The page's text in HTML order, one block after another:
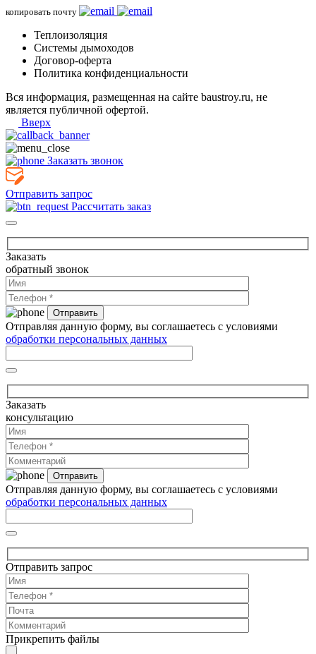
копировать почту
Теплоизоляция
Системы дымоходов
Договор-оферта
Политика конфиденциальности
Вся информация, размещенная на сайте baustroy.ru, не
является публичной офертой.
Вверх
Заказать звонок
Отправить запрос
Рассчитать заказ
Заказать
обратный звонок
Отправляя данную форму, вы соглашаетесь с условиями
обработки персональных данных
Заказать
консультацию
Отправляя данную форму, вы соглашаетесь с условиями
обработки персональных данных
Отправить запрос
Прикрепить файлы